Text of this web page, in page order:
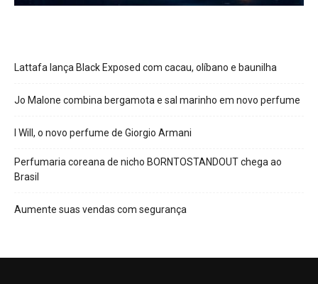
Lattafa lança Black Exposed com cacau, olíbano e baunilha
Jo Malone combina bergamota e sal marinho em novo perfume
I Will, o novo perfume de Giorgio Armani
Perfumaria coreana de nicho BORNTOSTANDOUT chega ao
Brasil
Aumente suas vendas com segurança